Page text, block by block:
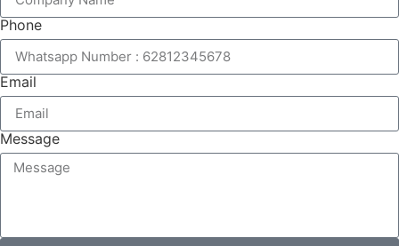
Phone
Email
Message